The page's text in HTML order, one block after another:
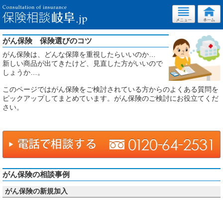
がん保険 保険選びのコツ
がん保険は、どんな保障を重視したらいいのか…
新しい商品が出てきたけど、見直した方がいいので
しょうか…。
このページではがん保険をご検討されている方からのよくある質問を
ピックアップしてまとめています。がん保険のご検討にお役立てくだ
さい。
がん保険の相談事例
がん保険の新規加入